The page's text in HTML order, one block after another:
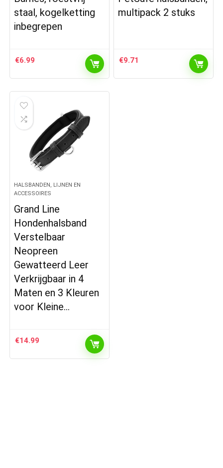
staal, kogelketting
inbegrepen
€6.99
multipack 2 stuks
€9.71
HALSBANDEN, LIJNEN EN
ACCESSOIRES
Grand Line
Hondenhalsband
Verstelbaar
Neopreen
Gewatteerd Leer
Verkrijgbaar in 4
Maten en 3 Kleuren
voor Kleine…
€14.99